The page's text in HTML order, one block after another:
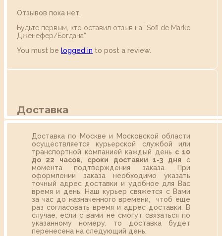
Отзывов пока нет.
Будьте первым, кто оставил отзыв на “Sofi de Marko
Дженефер/Богдана”
You must be logged in to post a review.
Доставка
Доставка по Москве и Московской области
осуществляется курьерской службой или
транспортной компанией каждый день с 10
до 22 часов,
сроки доставки 1-3 дня с
момента подтверждения заказа. При
оформлении заказа необходимо указать
точный адрес доставки и удобное для Вас
время и день. Наш курьер свяжется с Вами
за час до назначенного времени, чтоб еще
раз согласовать время и адрес доставки. В
случае, если с вами не смогут связаться по
указанному номеру, то доставка будет
перенесена на следующий день.